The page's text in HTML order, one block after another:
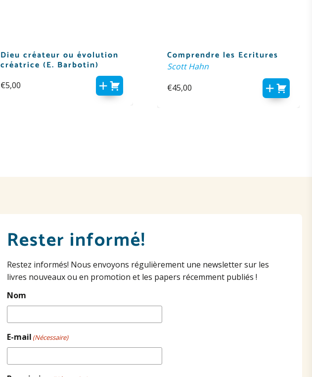
Dieu créateur ou évolution
créatrice (E. Barbotin)
€5,00
Comprendre les Ecritures
Scott Hahn
€45,00
Rester informé!
Restez informés! Nous envoyons régulièrement une newsletter sur les
livres nouveaux ou en promotion et les papers récemment publiés !
Nom
E-mail (Nécessaire)